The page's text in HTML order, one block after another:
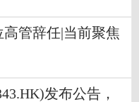
管辞任|当前聚焦
发布公告，